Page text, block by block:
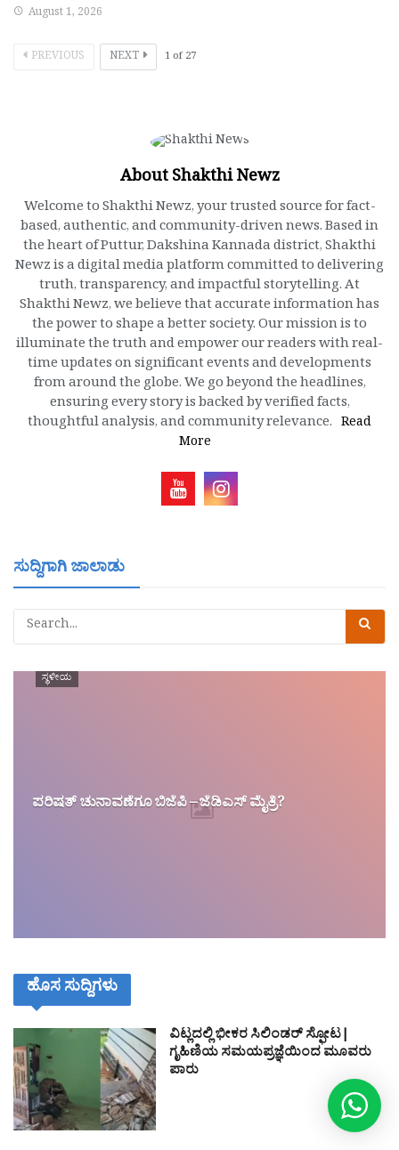
August 1, 2026
PREVIOUS NEXT 1 of 27
About Shakthi Newz
Welcome to Shakthi Newz, your trusted source for fact-
based, authentic, and community-driven news. Based in
the heart of Puttur, Dakshina Kannada district, Shakthi
Newz is a digital media platform committed to delivering
truth, transparency, and impactful storytelling. At
Shakthi Newz, we believe that accurate information has
the power to shape a better society. Our mission is to
illuminate the truth and empower our readers with real-
time updates on significant events and developments
from around the globe. We go beyond the headlines,
ensuring every story is backed by verified facts,
thoughtful analysis, and community relevance. Read
More
ಸುದ್ದಿಗಾಗಿ ಜಾಲಾಡು
ಸ್ಥಳೀಯ
ಪರಿಷತ್ ಚುನಾವಣೆಗೂ ಬಿಜೆಪಿ – ಜೆಡಿಎಸ್ ಮೈತ್ರಿ?
ಹೊಸ ಸುದ್ದಿಗಳು
ವಿಟ್ಲದಲ್ಲಿ ಭೀಕರ ಸಿಲಿಂಡರ್ ಸ್ಫೋಟ|
ಗೃಹಿಣಿಯ ಸಮಯಪ್ರಜ್ಞೆಯಿಂದ ಮೂವರು
ಪಾರು